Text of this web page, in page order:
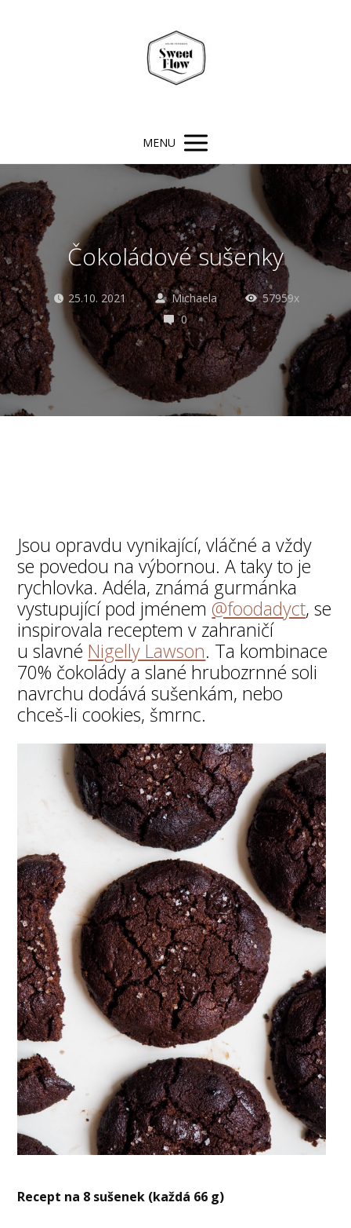
MENU
Čokoládové sušenky
25.10. 2021 Michaela
57959x
0
Jsou opravdu vynikající, vláčné a vždy
se povedou na výbornou. A taky to je
rychlovka. Adéla, známá gurmánka
vystupující pod jménem@foodadyct, se
inspirovala receptem v zahraničí
u slavné Nigelly Lawson. Ta kombinace
70% čokolády a slané hrubozrnné soli
navrchu dodává sušenkám, nebo
chceš-li cookies, šmrnc.
Recept na 8 sušenek (každá 66 g)